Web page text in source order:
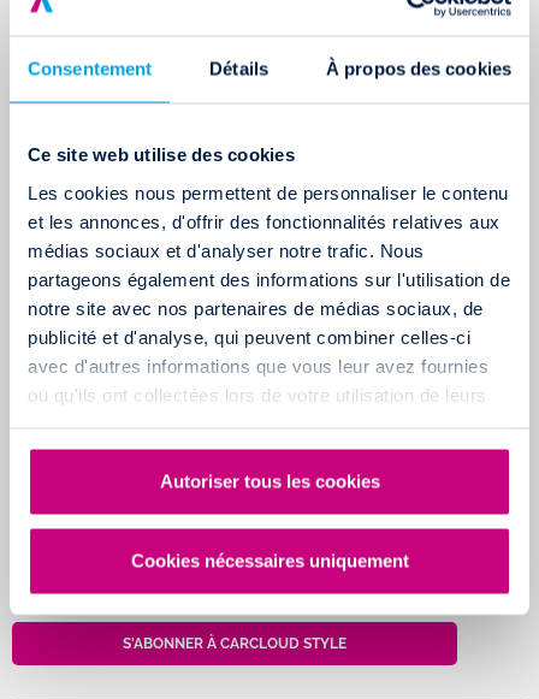
Consentement Détails À propos des cookies
Ce site web utilise des cookies
Les cookies nous permettent de personnaliser le contenu
et les annonces, d'offrir des fonctionnalités relatives aux
médias sociaux et d'analyser notre trafic. Nous
partageons également des informations sur l'utilisation de
notre site avec nos partenaires de médias sociaux, de
publicité et d'analyse, qui peuvent combiner celles-ci
avec d'autres informations que vous leur avez fournies
ou qu'ils ont collectées lors de votre utilisation de leurs
Autoriser tous les cookies
Cookies nécessaires uniquement
modernes pour tous types de trajets et tous type de situations
S'ABONNER À CARCLOUD VOLKSWAGEN GOLF
CarCloud Styleprofitez d'un SUV familial tout confort sans
L'abonnementCarCloud Styleest parfait pour toute la petite
famille et s'adapte aussi bien aux activités quotidiennes qu'aux
escapades du week-end. Grâce à la location de voitures au mois
à Bordeaux, explorez la ville ou partez à l'aventure avec vos
proches en toute simplicité.
S'ABONNER À CARCLOUD STYLE